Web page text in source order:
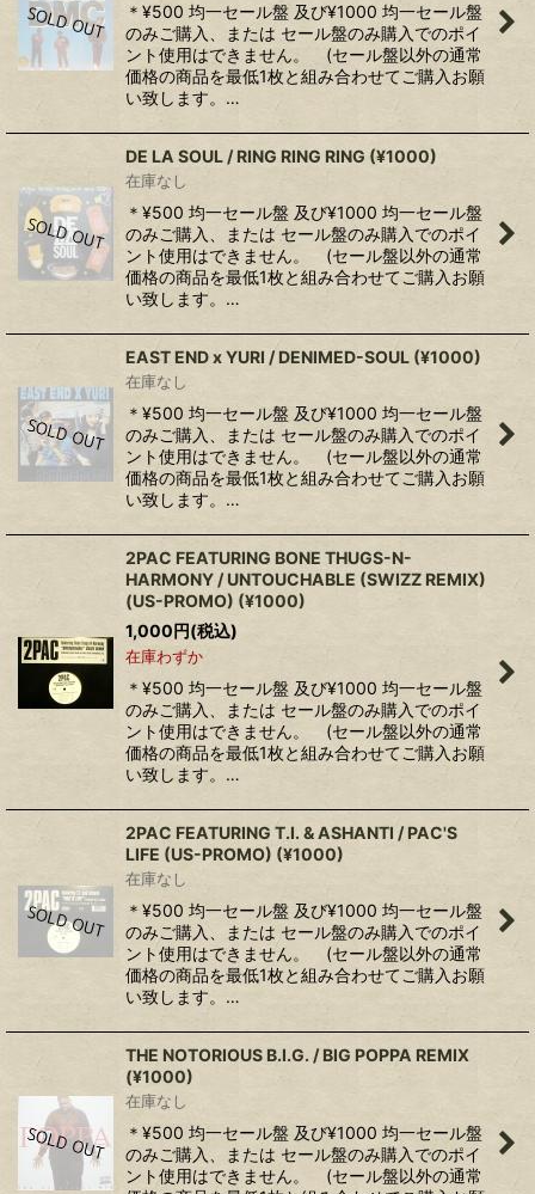
＊¥500 均一セール盤 及び¥1000 均一セール盤
のみご購入、または セール盤のみ購入でのポイ
ント使用はできません。 (セール盤以外の通常
価格の商品を最低1枚と組み合わせてご購入お願
い致します。…
DE LA SOUL / RING RING RING (¥1000)
在庫なし
＊¥500 均一セール盤 及び¥1000 均一セール盤
のみご購入、または セール盤のみ購入でのポイ
ント使用はできません。 (セール盤以外の通常
価格の商品を最低1枚と組み合わせてご購入お願
い致します。…
EAST END x YURI / DENIMED-SOUL (¥1000)
在庫なし
＊¥500 均一セール盤 及び¥1000 均一セール盤
のみご購入、または セール盤のみ購入でのポイ
ント使用はできません。 (セール盤以外の通常
価格の商品を最低1枚と組み合わせてご購入お願
い致します。…
2PAC FEATURING BONE THUGS-N-
HARMONY ‎/ UNTOUCHABLE (SWIZZ REMIX)
(US-PROMO) (¥1000)
1,000円(税込)
在庫わずか
＊¥500 均一セール盤 及び¥1000 均一セール盤
のみご購入、または セール盤のみ購入でのポイ
ント使用はできません。 (セール盤以外の通常
価格の商品を最低1枚と組み合わせてご購入お願
い致します。…
2PAC FEATURING T.I. & ASHANTI ‎/ PAC'S
LIFE (US-PROMO) (¥1000)
在庫なし
＊¥500 均一セール盤 及び¥1000 均一セール盤
のみご購入、または セール盤のみ購入でのポイ
ント使用はできません。 (セール盤以外の通常
価格の商品を最低1枚と組み合わせてご購入お願
い致します。…
THE NOTORIOUS B.I.G. / BIG POPPA REMIX
(¥1000)
在庫なし
＊¥500 均一セール盤 及び¥1000 均一セール盤
のみご購入、または セール盤のみ購入でのポイ
ント使用はできません。 (セール盤以外の通常